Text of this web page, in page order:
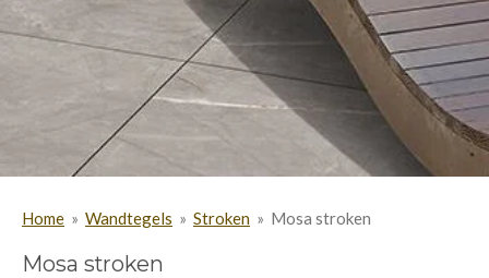
Home » Wandtegels » Stroken » Mosa stroken
Mosa stroken